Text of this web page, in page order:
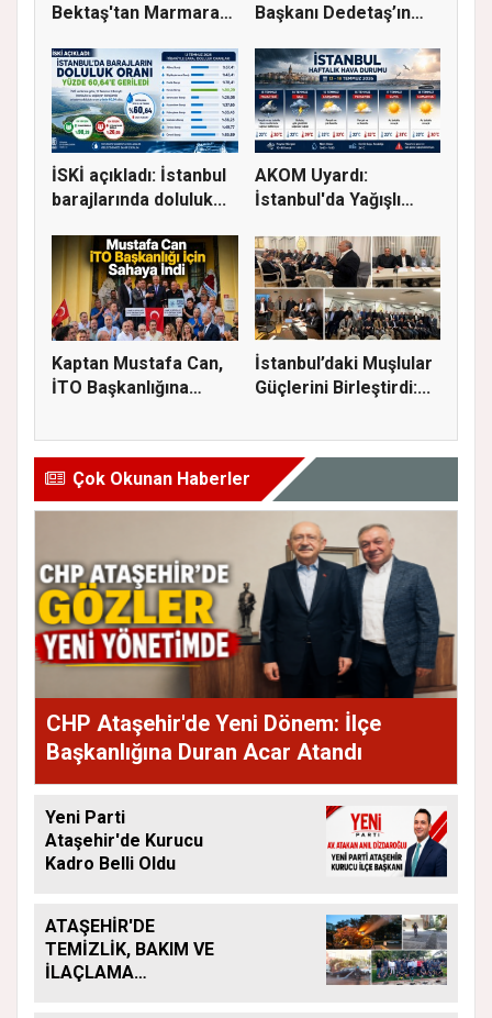
Bektaş'tan Marmara
Başkanı Dedetaş’ın
İSKİ açıkladı: İstanbul
barajlarında doluluk...
AKOM Uyardı:
İstanbul'da Yağışlı
Kaptan Mustafa Can,
İTO Başkanlığına
İstanbul’daki Muşlular
Güçlerini Birleştirdi:...
Çok Okunan Haberler
CHP Ataşehir'de Yeni Dönem: İlçe
Başkanlığına Duran Acar Atandı
Yeni Parti
Ataşehir'de Kurucu
Kadro Belli Oldu
ATAŞEHİR'DE
TEMİZLİK, BAKIM VE
İLAÇLAMA